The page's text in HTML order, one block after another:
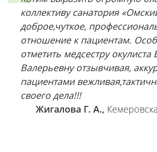
коллективу санатория
доброе,чуткое,
отношение к пациентам.
отметить медсестру окулиста
Валерьевну отзывчивая,
пациентами
своего дела!!!
Жигалова Г. А.,